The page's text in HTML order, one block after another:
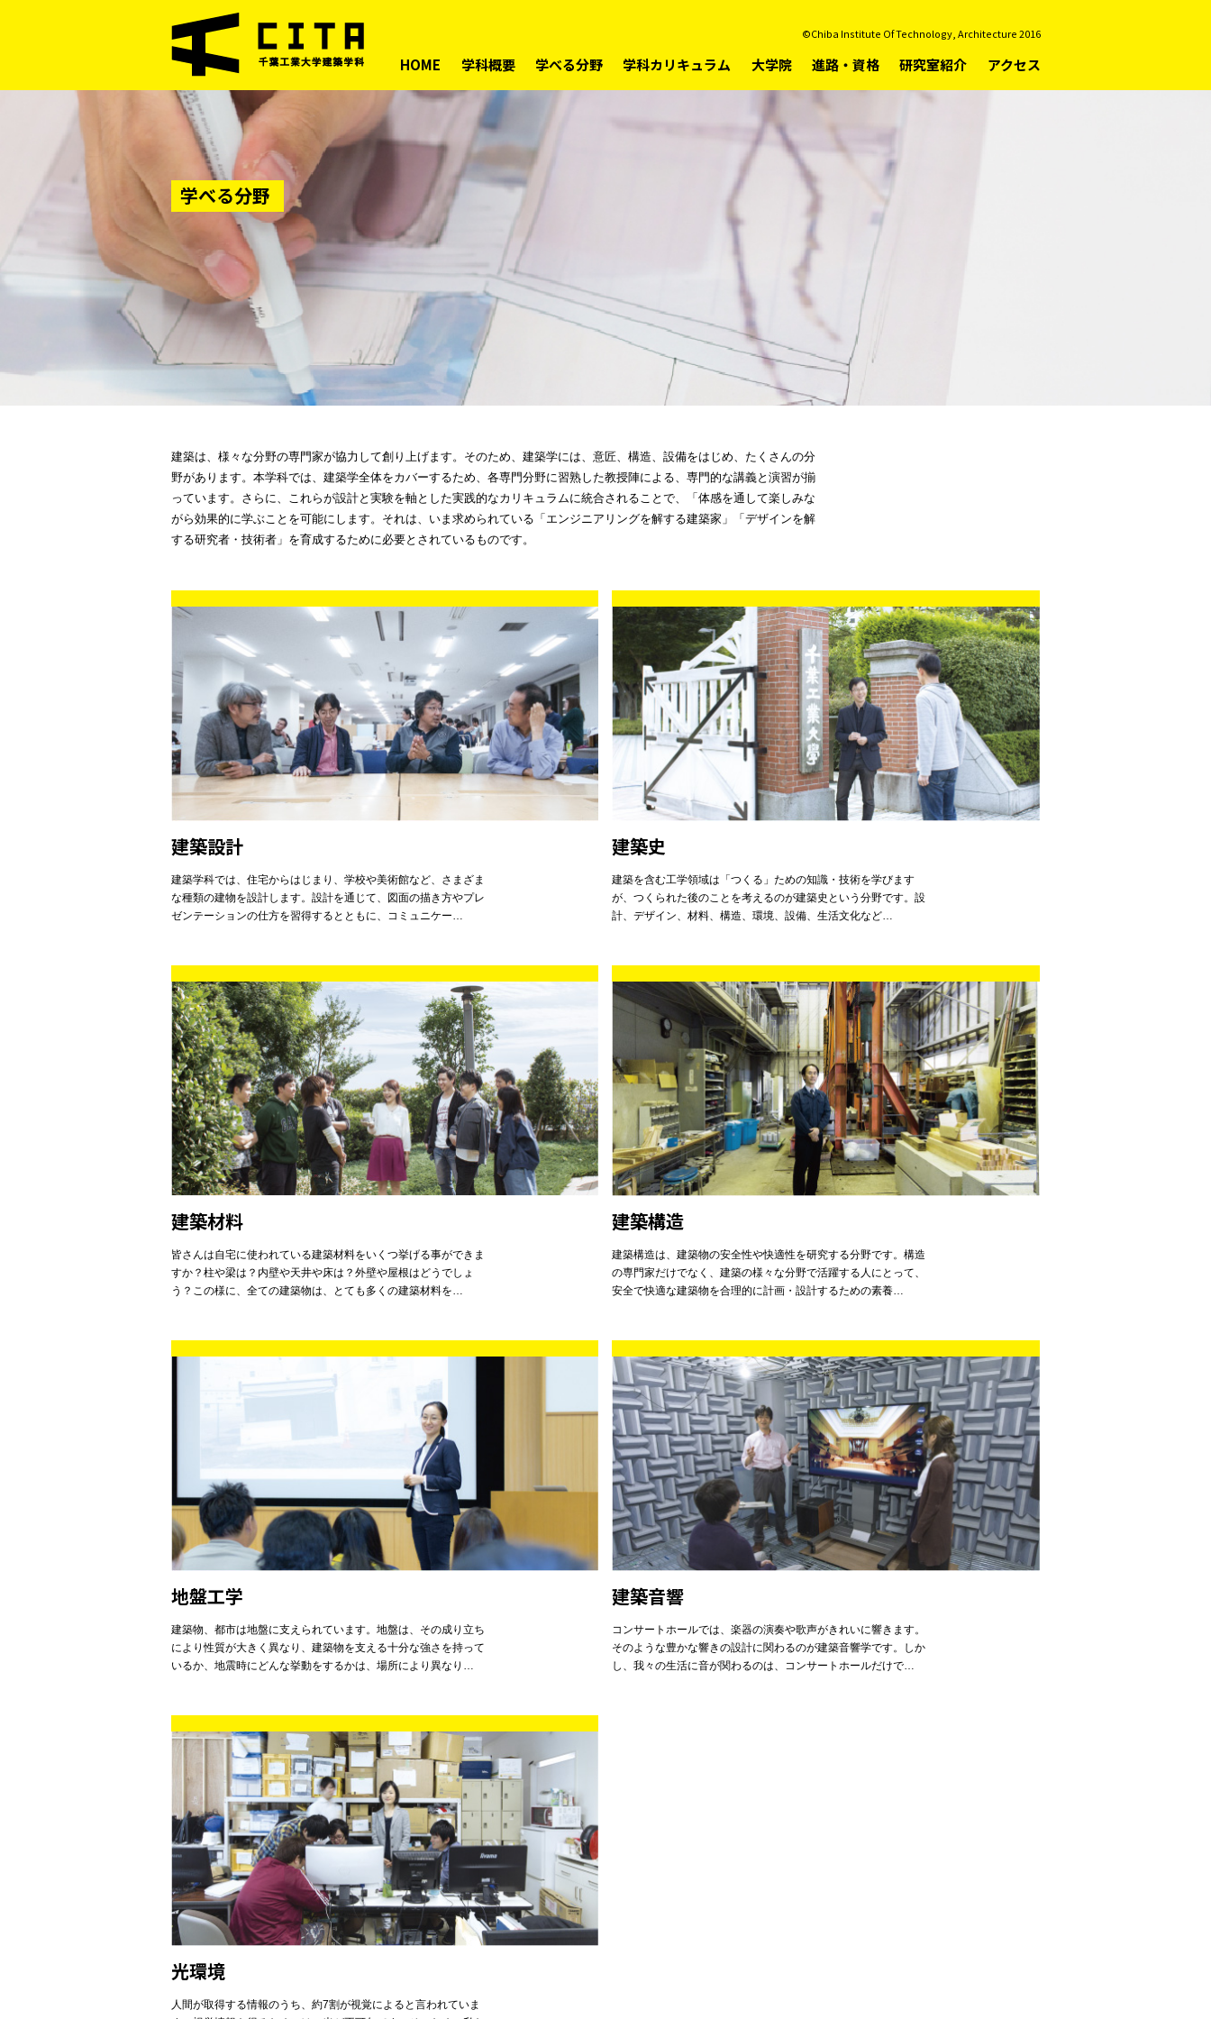
©Chiba Institute Of Technology, Architecture 2016
HOME 学科概要 学べる分野 学科カリキュラム 大学院 進路・資格 研究室紹介 アクセス
学べる分野
建築は、様々な分野の専門家が協力して創り上げます。そのため、建築学には、意匠、構造、設備をはじめ、たくさんの分
野があります。本学科では、建築学全体をカバーするため、各専門分野に習熟した教授陣による、専門的な講義と演習が揃
っています。さらに、これらが設計と実験を軸とした実践的なカリキュラムに統合されることで、「体感を通して楽しみな
がら効果的に学ぶことを可能にします。それは、いま求められている「エンジニアリングを解する建築家」「デザインを解
する研究者・技術者」を育成するために必要とされているものです。
建築設計
建築学科では、住宅からはじまり、学校や美術館など、さまざま
な種類の建物を設計します。設計を通じて、図面の描き方やプレ
ゼンテーションの仕方を習得するとともに、コミュニケー…
建築史
建築を含む工学領域は「つくる」ための知識・技術を学びます
が、つくられた後のことを考えるのが建築史という分野です。設
計、デザイン、材料、構造、環境、設備、生活文化など…
建築材料
皆さんは自宅に使われている建築材料をいくつ挙げる事ができま
すか？柱や梁は？内壁や天井や床は？外壁や屋根はどうでしょ
う？この様に、全ての建築物は、とても多くの建築材料を…
建築構造
建築構造は、建築物の安全性や快適性を研究する分野です。構造
の専門家だけでなく、建築の様々な分野で活躍する人にとって、
安全で快適な建築物を合理的に計画・設計するための素養…
地盤工学
建築物、都市は地盤に支えられています。地盤は、その成り立ち
により性質が大きく異なり、建築物を支える十分な強さを持って
いるか、地震時にどんな挙動をするかは、場所により異なり…
建築音響
コンサートホールでは、楽器の演奏や歌声がきれいに響きます。
そのような豊かな響きの設計に関わるのが建築音響学です。しか
し、我々の生活に音が関わるのは、コンサートホールだけで…
光環境
人間が取得する情報のうち、約7割が視覚によると言われていま